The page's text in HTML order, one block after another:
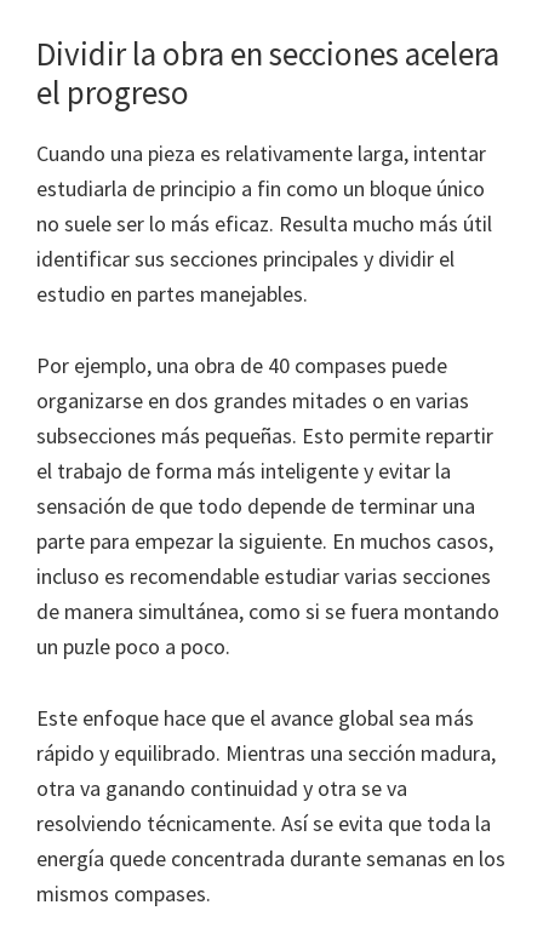
Dividir la obra en secciones acelera
el progreso
Cuando una pieza es relativamente larga, intentar
estudiarla de principio a fin como un bloque único
no suele ser lo más eficaz. Resulta mucho más útil
identificar sus secciones principales y dividir el
estudio en partes manejables.
Por ejemplo, una obra de 40 compases puede
organizarse en dos grandes mitades o en varias
subsecciones más pequeñas. Esto permite repartir
el trabajo de forma más inteligente y evitar la
sensación de que todo depende de terminar una
parte para empezar la siguiente. En muchos casos,
incluso es recomendable estudiar varias secciones
de manera simultánea, como si se fuera montando
un puzle poco a poco.
Este enfoque hace que el avance global sea más
rápido y equilibrado. Mientras una sección madura,
otra va ganando continuidad y otra se va
resolviendo técnicamente. Así se evita que toda la
energía quede concentrada durante semanas en los
mismos compases.